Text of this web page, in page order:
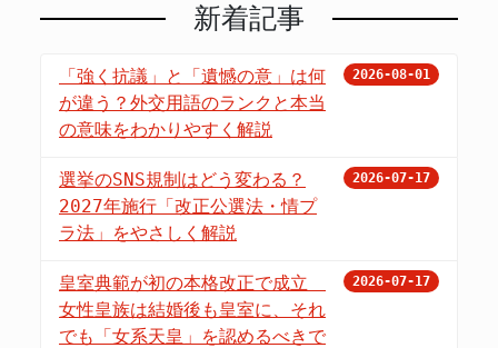
新着記事
「強く抗議」と「遺憾の意」は何
が違う？外交用語のランクと本当
の意味をわかりやすく解説
2026-08-01
選挙のSNS規制はどう変わる？
2027年施行「改正公選法・情プ
ラ法」をやさしく解説
2026-07-17
皇室典範が初の本格改正で成立
女性皇族は結婚後も皇室に、それ
でも「女系天皇」を認めるべきで
2026-07-17